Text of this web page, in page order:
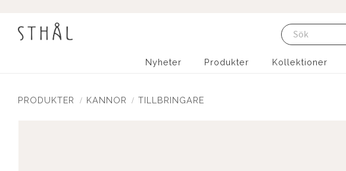
Nyheter Produkter Kollektioner
PRODUKTER KANNOR TILLBRINGARE